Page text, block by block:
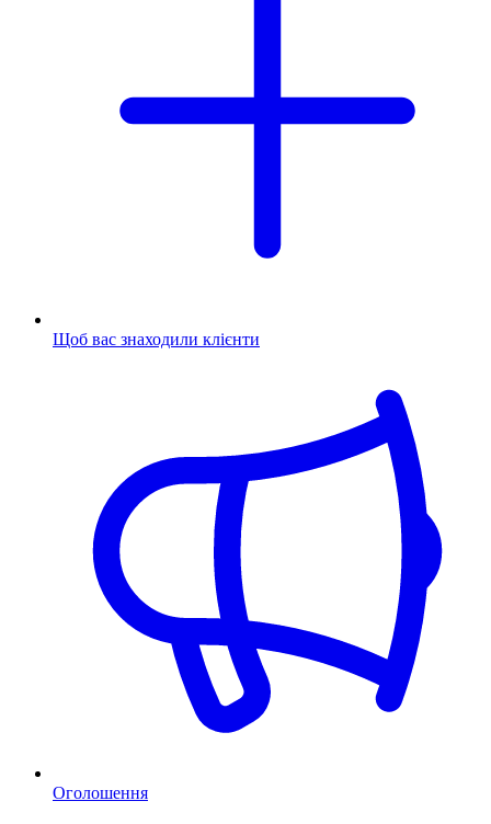
Щоб вас знаходили клієнти
Оголошення